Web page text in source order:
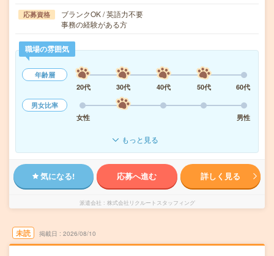
応募資格
ブランクOK / 英語力不要
事務の経験がある方
職場の雰囲気
年齢層
20代
30代 40代 50代
60代
男女比率
女性
男性
もっと見る
気になる! 応募へ進む 詳しく見る
派遣会社 株式会社リクルートスタッフィング
未読 掲載日 2026/08/10